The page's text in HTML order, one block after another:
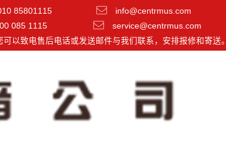
85801115 info@centrmus.com
085 1115
service@centrmus.com
以致电售后电话或发送邮件与我们联系，安排报修和寄送。